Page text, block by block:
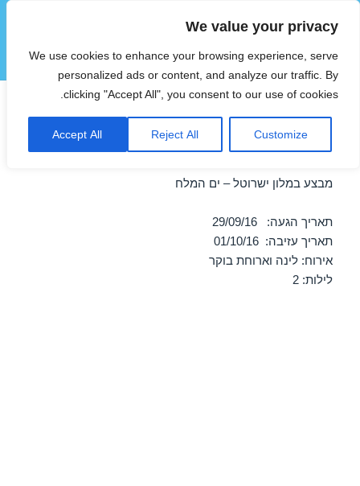
We value your privacy
We use cookies to enhance your browsing experience, serve
personalized ads or content, and analyze our traffic. By
clicking "Accept All", you consent to our use of cookies.
Customize
Reject All
Accept All
הוטצימר
תפריטים
ווידג'טים
חופשה במלון ישרוטל – ים המלח
בספטמבר 29/09/2016
מבצע במלון ישרוטל – ים המלח
תאריך הגעה: 29/09/16
תאריך עזיבה: 01/10/16
אירוח: לינה וארוחת בוקר
לילות: 2